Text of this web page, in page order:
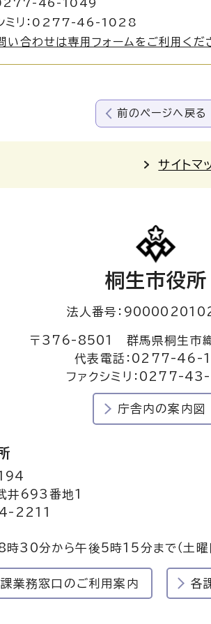
0277-46-1049
ミリ：0277-46-1028
い合わせは専用フォームをご利用くだ
前のページへ戻る
サイトマ
桐生市役所
法人番号：
〒376-8501 群馬県桐生市
代表電話：0277-46-
ファクシミリ：0277-
庁舎内の案内図
井693番地1
2211
8時30分から午後5時15分まで（土
業務窓口のご利用案内 各